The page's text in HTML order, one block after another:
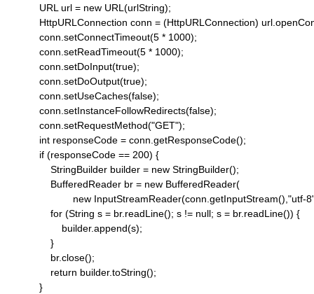
            URL url = new URL(urlString);
HttpURLConnection conn = (HttpURLConnection)
            conn.setConnectTimeout(5 * 1000);
            conn.setReadTimeout(5 * 1000);
            conn.setDoInput(true);
            conn.setDoOutput(true);
            conn.setUseCaches(false);
            conn.setInstanceFollowRedirects(false);
            conn.setRequestMethod("GET");
            int responseCode = conn.getResponseCode();
            if (responseCode == 200) {
                StringBuilder builder = new StringBuilder();
                BufferedReader br = new BufferedReader(
new InputStreamReader(conn.getInputStream(),"utf-
                for (String s = br.readLine(); s != null; s = br.readLine()) {
                    builder.append(s);
                }
                br.close();
                return builder.toString();
            }